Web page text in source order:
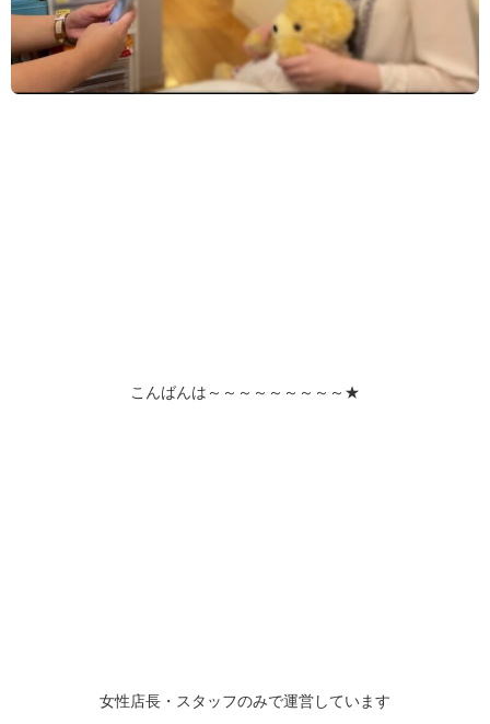
こんばんは～～～～～～～～～★
女性店長・スタッフのみで運営しています